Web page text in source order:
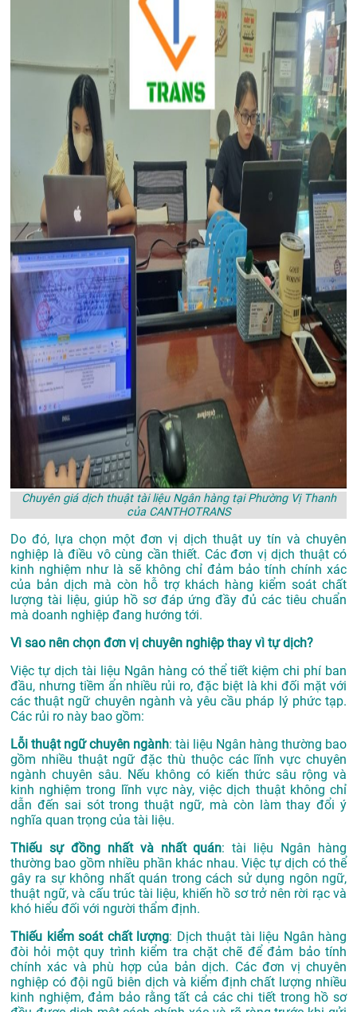
Chuyên giá dịch thuật tài liệu Ngân hàng tại Phường Vị Thanh
của CANTHOTRANS
Do đó, lựa chọn một đơn vị dịch thuật uy tín và chuyên
nghiệp là điều vô cùng cần thiết. Các đơn vị dịch thuật có
kinh nghiệm như là sẽ không chỉ đảm bảo tính chính xác
của bản dịch mà còn hỗ trợ khách hàng kiểm soát chất
lượng tài liệu, giúp hồ sơ đáp ứng đầy đủ các tiêu chuẩn
mà doanh nghiệp đang hướng tới.
Vì sao nên chọn đơn vị chuyên nghiệp thay vì tự dịch?
Việc tự dịch tài liệu Ngân hàng có thể tiết kiệm chi phí ban
đầu, nhưng tiềm ẩn nhiều rủi ro, đặc biệt là khi đối mặt với
các thuật ngữ chuyên ngành và yêu cầu pháp lý phức tạp.
Các rủi ro này bao gồm:
Lỗi thuật ngữ chuyên ngành: tài liệu Ngân hàng thường bao
gồm nhiều thuật ngữ đặc thù thuộc các lĩnh vực chuyên
ngành chuyên sâu. Nếu không có kiến thức sâu rộng và
kinh nghiệm trong lĩnh vực này, việc dịch thuật không chỉ
dẫn đến sai sót trong thuật ngữ, mà còn làm thay đổi ý
nghĩa quan trọng của tài liệu.
Thiếu sự đồng nhất và nhất quán: tài liệu Ngân hàng
thường bao gồm nhiều phần khác nhau. Việc tự dịch có thể
gây ra sự không nhất quán trong cách sử dụng ngôn ngữ,
thuật ngữ, và cấu trúc tài liệu, khiến hồ sơ trở nên rời rạc và
khó hiểu đối với người thẩm định.
Thiếu kiểm soát chất lượng: Dịch thuật tài liệu Ngân hàng
đòi hỏi một quy trình kiểm tra chặt chẽ để đảm bảo tính
chính xác và phù hợp của bản dịch. Các đơn vị chuyên
nghiệp có đội ngũ biên dịch và kiểm định chất lượng nhiều
kinh nghiệm, đảm bảo rằng tất cả các chi tiết trong hồ sơ